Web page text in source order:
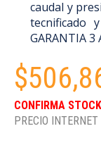
caudal y
tecnificado
GARANTIA 3
CONFIRMA
PRECIO INTERNET